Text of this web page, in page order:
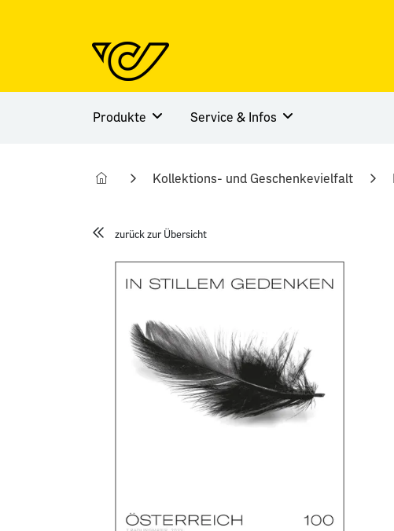
Produkte Service & Infos
Kollektions- und Geschenkevielfalt
zurück zur Übersicht